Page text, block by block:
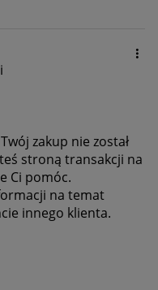
zakup nie został
stroną transakcji na
Ci pomóc.
na temat
innego klienta.